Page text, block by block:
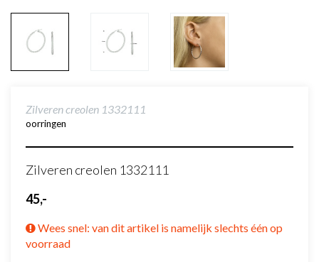
Zilveren creolen 1332111
oorringen
Zilveren creolen 1332111
45,-
Wees snel: van dit artikel is namelijk slechts één op
voorraad